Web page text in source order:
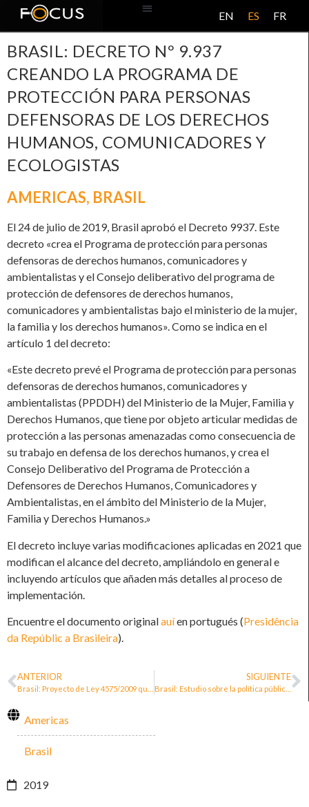
EN ES FR
BRASIL: DECRETO Nº 9.937
CREANDO LA PROGRAMA DE
PROTECCIÓN PARA PERSONAS
DEFENSORAS DE LOS DERECHOS
HUMANOS, COMUNICADORES Y
ECOLOGISTAS
AMERICAS, BRASIL
El 24 de julio de 2019, Brasil aprobó el Decreto 9937. Este
decreto «crea el Programa de protección para personas
defensoras de derechos humanos, comunicadores y
ambientalistas y el Consejo deliberativo del programa de
protección de defensores de derechos humanos,
comunicadores y ambientalistas bajo el ministerio de la mujer,
la familia y los derechos humanos». Como se indica en el
artículo 1 del decreto:
«Este decreto prevé el Programa de protección para personas
defensoras de derechos humanos, comunicadores y
ambientalistas (PPDDH) del Ministerio de la Mujer, Familia y
Derechos Humanos, que tiene por objeto articular medidas de
protección a las personas amenazadas como consecuencia de
su trabajo en defensa de los derechos humanos, y crea el
Consejo Deliberativo del Programa de Protección a
Defensores de Derechos Humanos, Comunicadores y
Ambientalistas, en el ámbito del Ministerio de la Mujer,
Familia y Derechos Humanos.»
El decreto incluye varias modificaciones aplicadas en 2021 que
modifican el alcance del decreto, ampliándolo en general e
incluyendo artículos que añaden más detalles al proceso de
implementación.
Encuentre el documento originalauíen portugués (Presidência
da Repúblic a Brasileira).
ANTERIOR SIGUIENTE
Americas
Brasil
2019